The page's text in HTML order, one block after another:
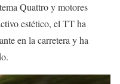
Quattro y motores
estético, el TT ha
en la carretera y ha